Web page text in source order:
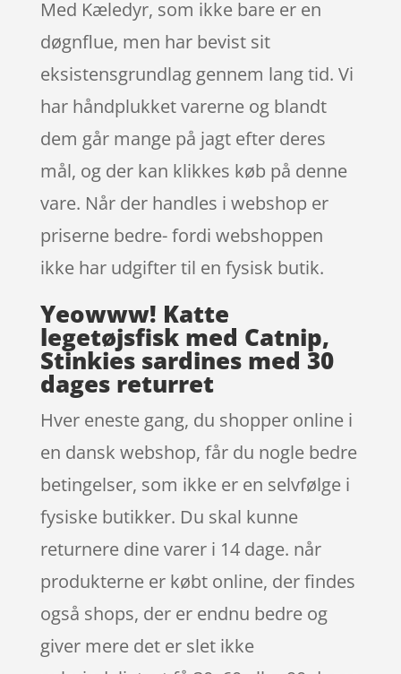
Med Kæledyr, som ikke bare er en
døgnflue, men har bevist sit
eksistensgrundlag gennem lang tid. Vi
har håndplukket varerne og blandt
dem går mange på jagt efter deres
mål, og der kan klikkes køb på denne
vare. Når der handles i webshop er
priserne bedre- fordi webshoppen
ikke har udgifter til en fysisk butik.
Yeowww! Katte
legetøjsfisk med Catnip,
Stinkies sardines med 30
dages returret
Hver eneste gang, du shopper online i
en dansk webshop, får du nogle bedre
betingelser, som ikke er en selvfølge i
fysiske butikker. Du skal kunne
returnere dine varer i 14 dage. når
produkterne er købt online, der findes
også shops, der er endnu bedre og
giver mere det er slet ikke